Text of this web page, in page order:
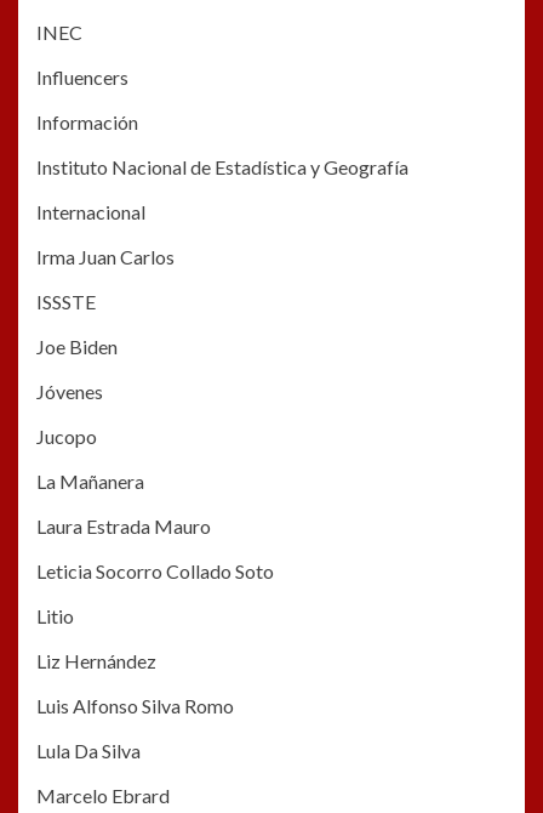
INEC
Influencers
Información
Instituto Nacional de Estadística y Geografía
Internacional
Irma Juan Carlos
ISSSTE
Joe Biden
Jóvenes
Jucopo
La Mañanera
Laura Estrada Mauro
Leticia Socorro Collado Soto
Litio
Liz Hernández
Luis Alfonso Silva Romo
Lula Da Silva
Marcelo Ebrard